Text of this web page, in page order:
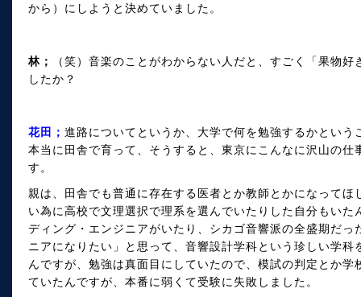
から）にしようと決めていました。
林；
（笑）音楽のことがわからない人だと、すごく「果物
したか？
花田； 進路についてというか、大学で何を勉強するかとい
本当に田舎で育って、そうすると、東京にこんなに沢山の
す。
親は、田舎でも普通に存在する医者とか教師とかになって
い為に高校で文理選択で理系を選んでいたりした自分もい
ディング・エンジニアがいたり、シカゴ音響派の全盛期だ
ニアになりたい」と思って、音響設計学科という珍しい学
んですが、勉強は真面目にしていたので、模試の判定とか
ていたんですが、本番に弱くて受験に失敗しました。